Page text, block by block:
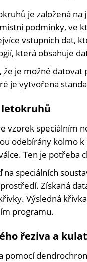
je založená na
podmínky, ve
vstupních dat,
která obsahuje
že je možné
je vytvořena
vzorek speciálním
odebírány kolmo
Ten je potřeba
speciálních
Získaná
Výsledná
programu.
řeziva a
pomocí